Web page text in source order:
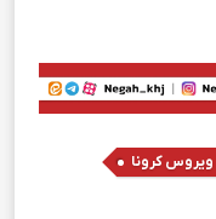
ویروس کرونا